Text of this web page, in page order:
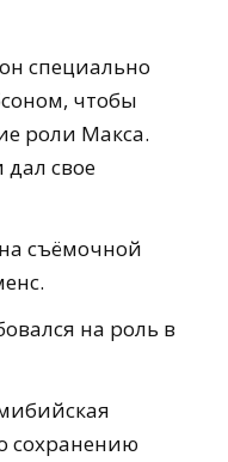
специально
чтобы
роли Макса.
дал свое
съёмочной
на роль в
сохранению